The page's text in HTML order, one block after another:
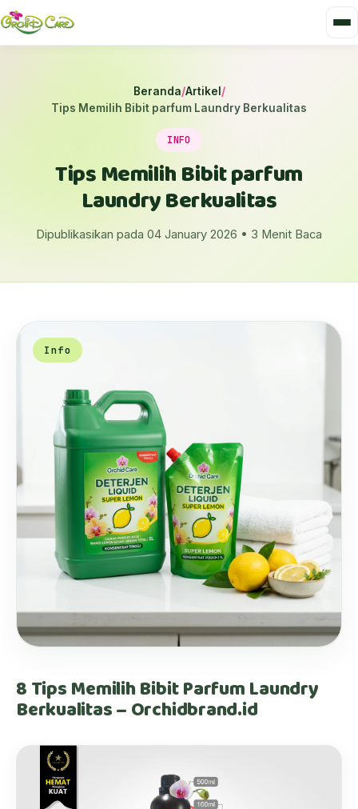
Beranda/Artikel /
Tips Memilih Bibit parfum Laundry Berkualitas
INFO
Tips Memilih Bibit parfum
Laundry Berkualitas
Dipublikasikan pada 04 January 2026 • 3 Menit Baca
Info
8 Tips Memilih Bibit Parfum Laundry
Berkualitas – Orchidbrand.id